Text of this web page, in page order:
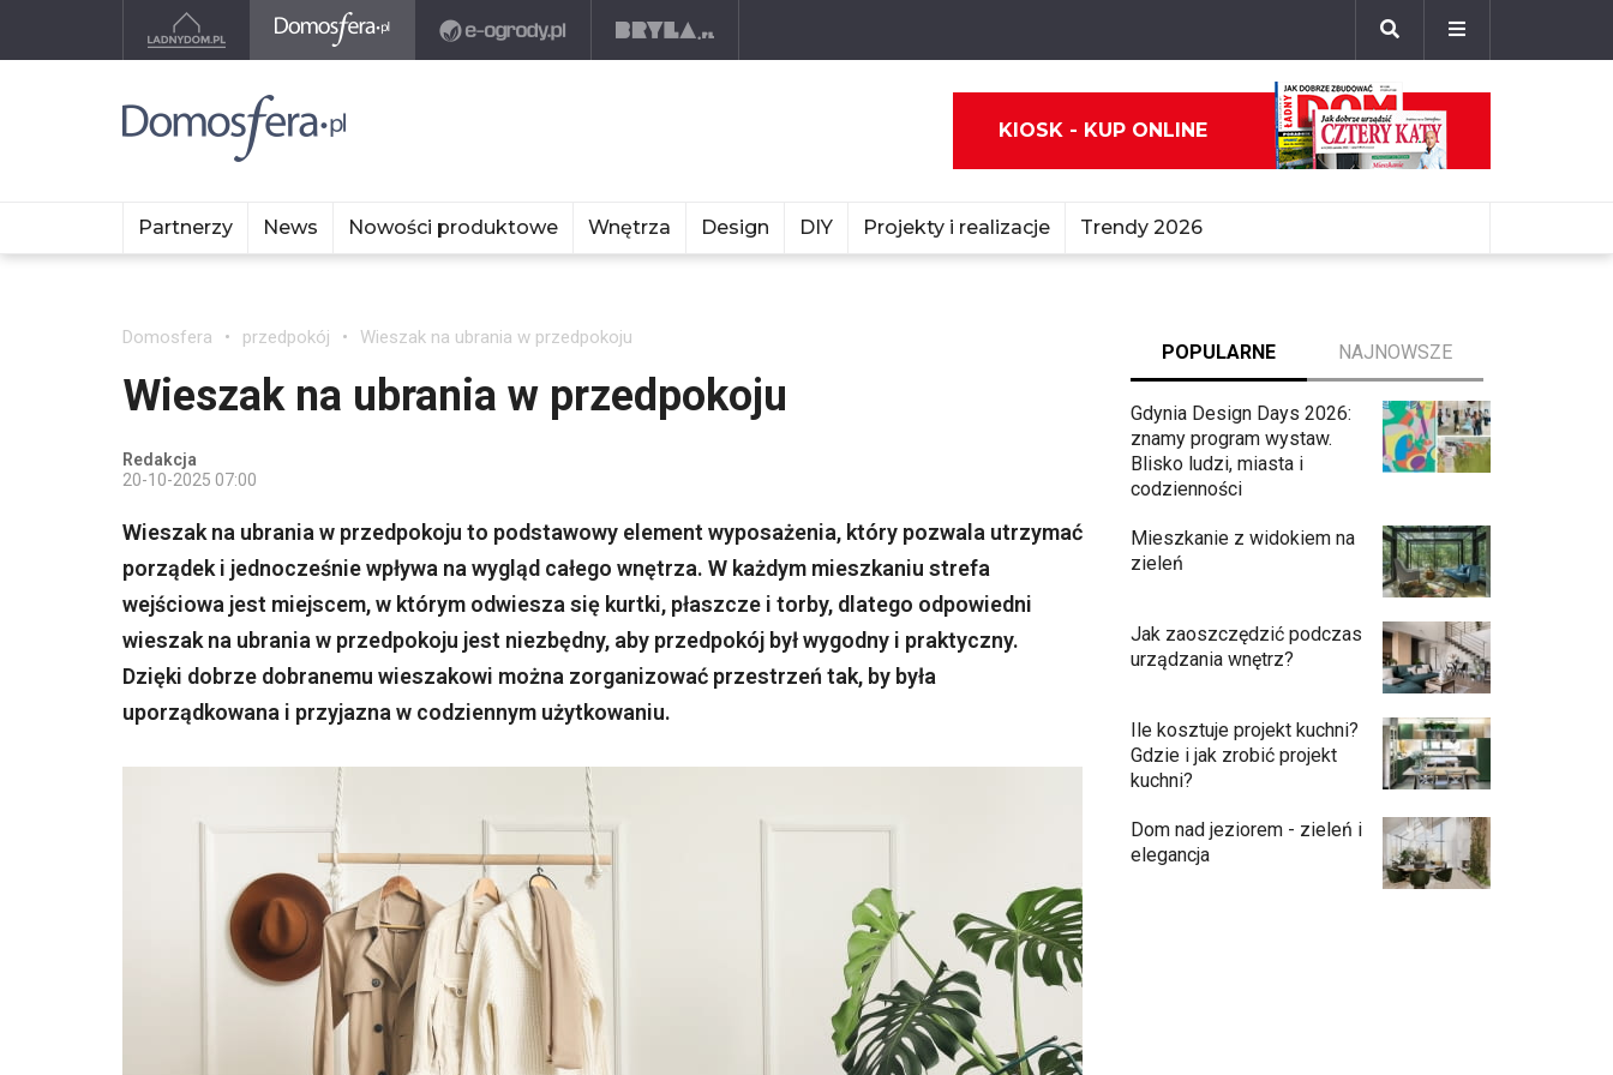
KIOSK - KUP ONLINE
Partnerzy News Nowości produktowe Wnętrza Design DIY Projekty i realizacje Trendy 2026
Domosfera przedpokój Wieszak na ubrania w przedpokoju
Wieszak na ubrania w przedpokoju
Redakcja
20-10-2025 07:00
Wieszak na ubrania w przedpokoju to podstawowy element wyposażenia, który pozwala utrzymać
porządek i jednocześnie wpływa na wygląd całego wnętrza. W każdym mieszkaniu strefa
wejściowa jest miejscem, w którym odwiesza się kurtki, płaszcze i torby, dlatego odpowiedni
wieszak na ubrania w przedpokoju jest niezbędny, aby przedpokój był wygodny i praktyczny.
Dzięki dobrze dobranemu wieszakowi można zorganizować przestrzeń tak, by była
uporządkowana i przyjazna w codziennym użytkowaniu.
POPULARNE NAJNOWSZE
Gdynia Design Days 2026:
znamy program wystaw.
Blisko ludzi, miasta i
codzienności
Mieszkanie z widokiem na
zieleń
Jak zaoszczędzić podczas
urządzania wnętrz?
Ile kosztuje projekt kuchni?
Gdzie i jak zrobić projekt
kuchni?
Dom nad jeziorem - zieleń i
elegancja